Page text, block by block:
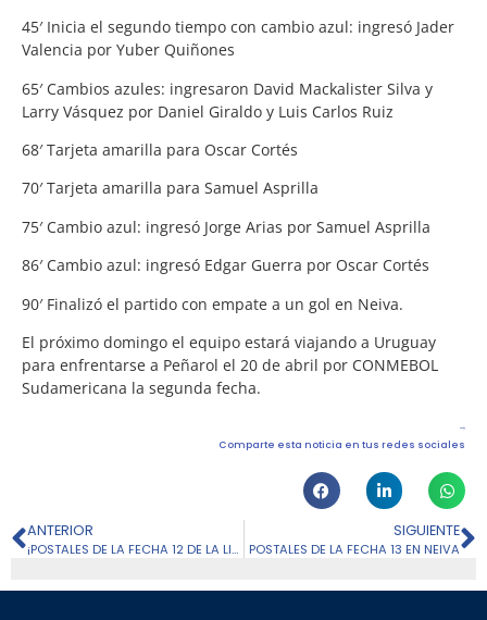
45′ Inicia el segundo tiempo con cambio azul: ingresó Jader
Valencia por Yuber Quiñones
65′ Cambios azules: ingresaron David Mackalister Silva y
Larry Vásquez por Daniel Giraldo y Luis Carlos Ruiz
68′ Tarjeta amarilla para Oscar Cortés
70′ Tarjeta amarilla para Samuel Asprilla
75′ Cambio azul: ingresó Jorge Arias por Samuel Asprilla
86′ Cambio azul: ingresó Edgar Guerra por Oscar Cortés
90′ Finalizó el partido con empate a un gol en Neiva.
El próximo domingo el equipo estará viajando a Uruguay
para enfrentarse a Peñarol el 20 de abril por CONMEBOL
Sudamericana la segunda fecha.
Comparte esta noticia en tus redes sociales
ANTERIOR
¡POSTALES DE LA FECHA 12 DE LA LIGA 2023!
SIGUIENTE
POSTALES DE LA FECHA 13 EN NEIVA